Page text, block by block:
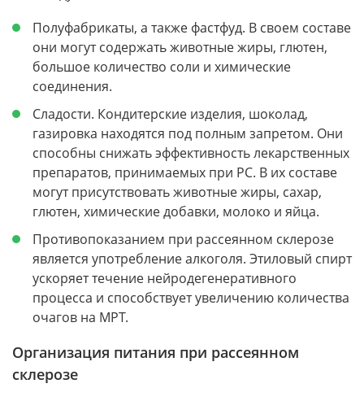
Полуфабрикаты, а также фастфуд. В своем составе
они могут содержать животные жиры, глютен,
большое количество соли и химические
соединения.
Сладости. Кондитерские изделия, шоколад,
газировка находятся под полным запретом. Они
способны снижать эффективность лекарственных
препаратов, принимаемых при РС. В их составе
могут присутствовать животные жиры, сахар,
глютен, химические добавки, молоко и яйца.
Противопоказанием при рассеянном склерозе
является употребление алкоголя. Этиловый спирт
ускоряет течение нейродегенеративного
процесса и способствует увеличению количества
очагов на МРТ.
Организация питания при рассеянном
склерозе